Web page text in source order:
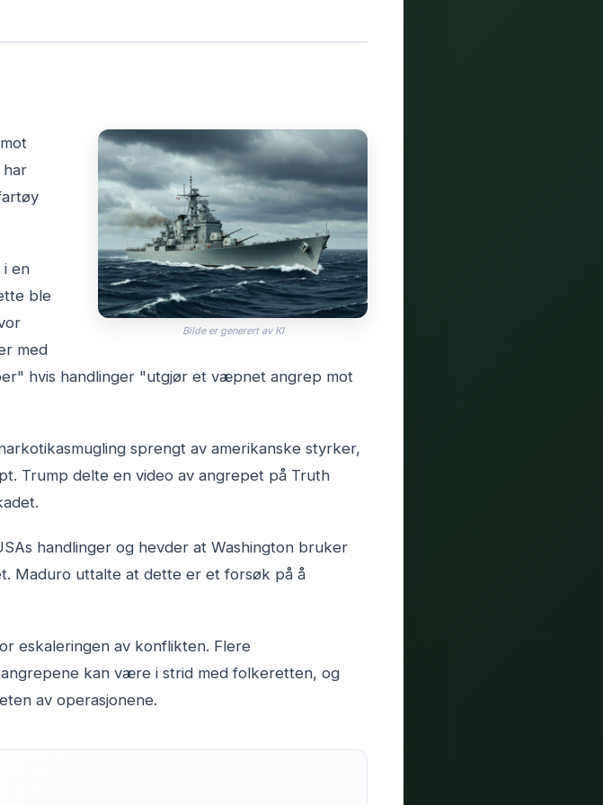
Bilde er generert av KI
har
i en
ble
med
hvis handlinger "utgjør et væpnet angrep mot
sprengt av amerikanske styrker,
Trump delte en video av angrepet på Truth
handlinger og hevder at Washington bruker
Maduro uttalte at dette er et forsøk på å
eskaleringen av konflikten. Flere
kan være i strid med folkeretten, og
av operasjonene.